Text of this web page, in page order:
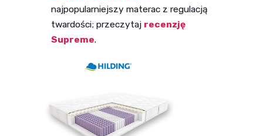
najpopularniejszy materac z regulacją
twardości; przeczytaj recenzję
Supreme.